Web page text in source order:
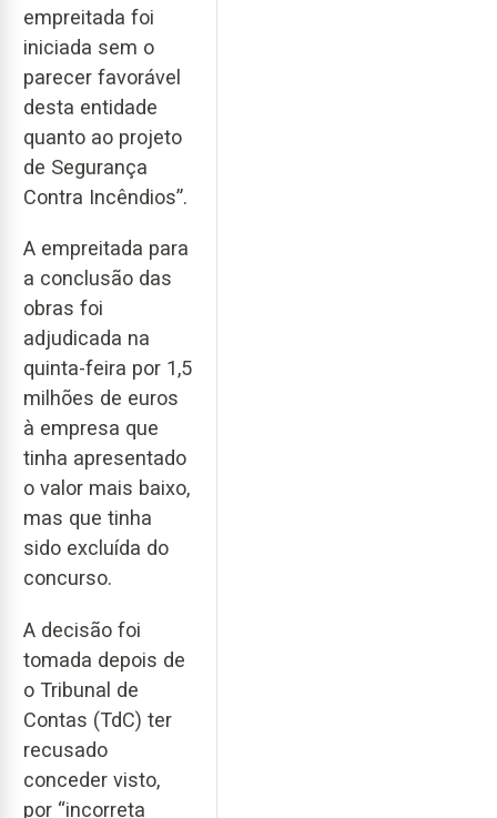
empreitada foi
iniciada sem o
parecer favorável
desta entidade
quanto ao projeto
de Segurança
Contra Incêndios”.
A empreitada para
a conclusão das
obras foi
adjudicada na
quinta-feira por 1,5
milhões de euros
à empresa que
tinha apresentado
o valor mais baixo,
mas que tinha
sido excluída do
concurso.
A decisão foi
tomada depois de
o Tribunal de
Contas (TdC) ter
recusado
conceder visto,
por “incorreta